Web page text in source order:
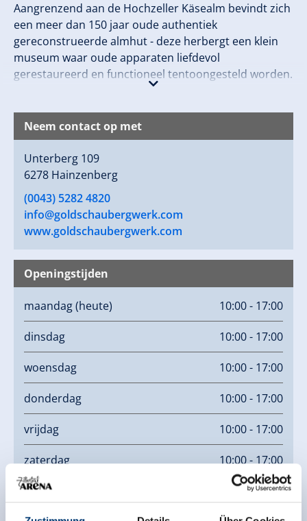
Aangrenzend aan de Hochzeller Käsealm bevindt zich
een meer dan 150 jaar oude authentiek
gereconstrueerde almhut - deze herbergt een klein
museum waar oude apparaten liefdevol
gerestaureerd en functioneel tentoongesteld worden.
Zo krijgt u een idee van de kaasproductie in vroegere
huidige productiemethoden opmerken.
WINKEL HAINZENBERG
Openingstijden:
MA-ZO 10:00 - 17:00 uur
Neem contact op met
Unterberg 109
6278 Hainzenberg
(0043) 5282 4820
info@goldschaubergwerk.com
www.goldschaubergwerk.com
Openingstijden
maandag(heute) 10:00 - 17:00
dinsdag 10:00 - 17:00
woensdag 10:00 - 17:00
donderdag 10:00 - 17:00
vrijdag 10:00 - 17:00
zaterdag 10:00 - 17:00
zondag 10:00 - 17:00